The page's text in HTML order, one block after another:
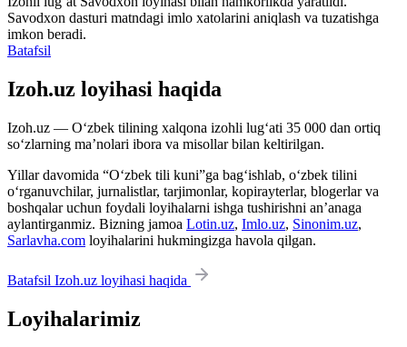
Savodxon dasturi matndagi imlo xatolarini aniqlash va tuzatishga
imkon beradi.
Batafsil
Izoh.uz loyihasi haqida
Izoh.uz — O‘zbek tilining xalqona izohli lug‘ati 35 000 dan ortiq
so‘zlarning ma’nolari ibora va misollar bilan keltirilgan.
Yillar davomida “O‘zbek tili kuni”ga bag‘ishlab, o‘zbek tilini
o‘rganuvchilar, jurnalistlar, tarjimonlar, kopirayterlar, blogerlar va
boshqalar uchun foydali loyihalarni ishga tushirishni an’anaga
aylantirganmiz. Bizning jamoa Lotin.uz, Imlo.uz, Sinonim.uz,
Sarlavha.com loyihalarini hukmingizga havola qilgan.
Batafsil Izoh.uz loyihasi haqida
Loyihalarimiz